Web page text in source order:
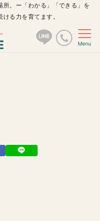
。ー「わかる」「できる」を
る力を育てます。
Menu